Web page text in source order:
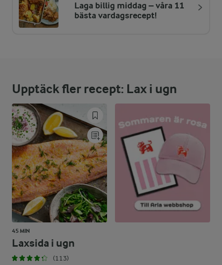
ENERGIDISTRIBUTION %
NÄRINGSVÄRDEN PER PORT
Fett:
52,8 %
27,6 g
Kolhydrater:
19,6 %
22,3 g
Laga billig middag – våra 11
bästa vardagsrecept!
Upptäck fler recept: Lax i ugn
45 MIN
Laxsida i ugn
(113)